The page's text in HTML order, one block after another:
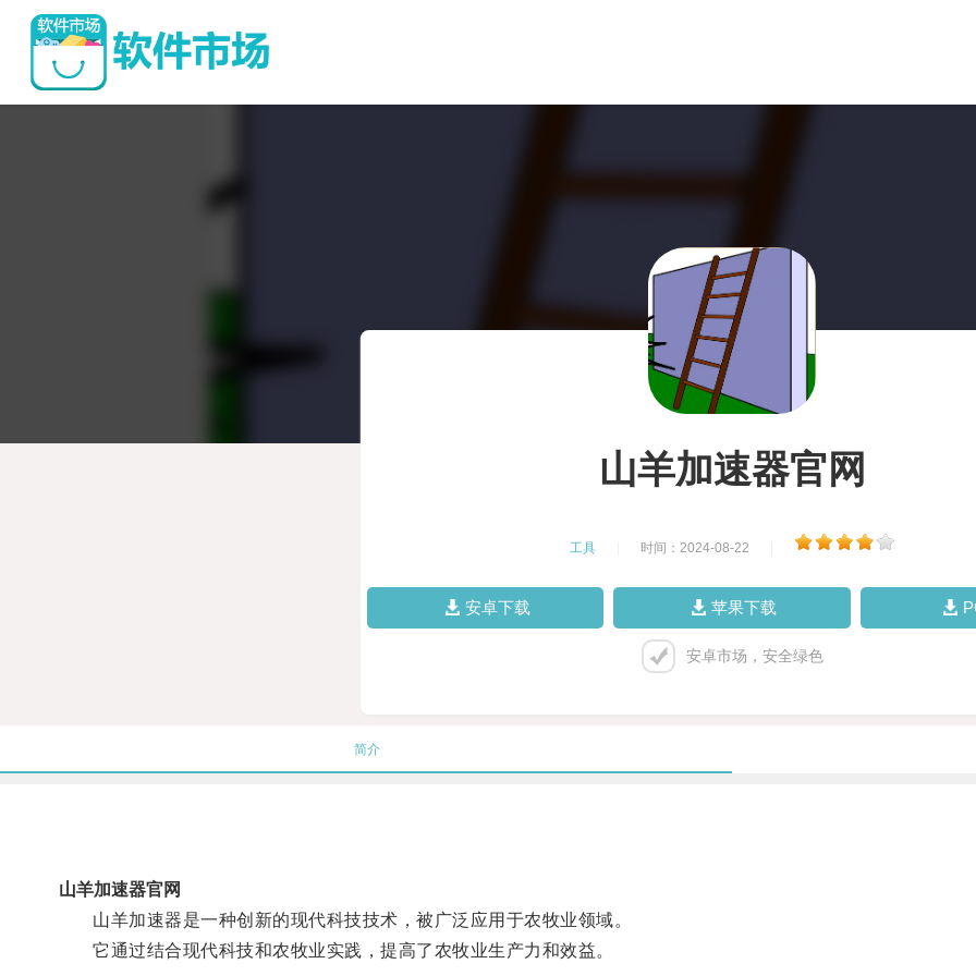
山羊加速器官网
工具 时间：2024-08-22
安卓下载 苹果下载
安卓市场，安全绿色
简介
山羊加速器官网
山羊加速器是一种创新的现代科技技术，被广泛应用于农牧业领域。
它通过结合现代科技和农牧业实践，提高了农牧业生产力和效益。